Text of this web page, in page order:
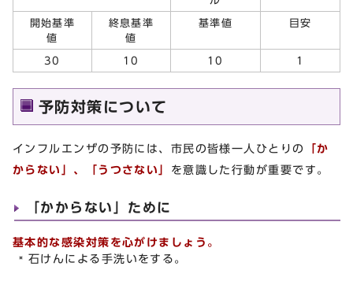
開始基準
値
終息基準
値
基準値 目安
30 10 10 1
予防対策について
インフルエンザの予防には、市民の皆様一人ひとりの
「か
からない」、「うつさない」 を意識した行動が重要です。
「かからない」ために
基本的な感染対策を心が けましょう。
石けんによる手洗いをする。